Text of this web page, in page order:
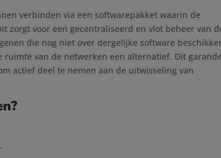
verbinden via een softwarepakket waarin de
voor een gecentraliseerd en vlot beheer van
die nog niet over dergelijke software
van de netwerken een alternatief. Dit
actief deel te nemen aan de uitwisseling van